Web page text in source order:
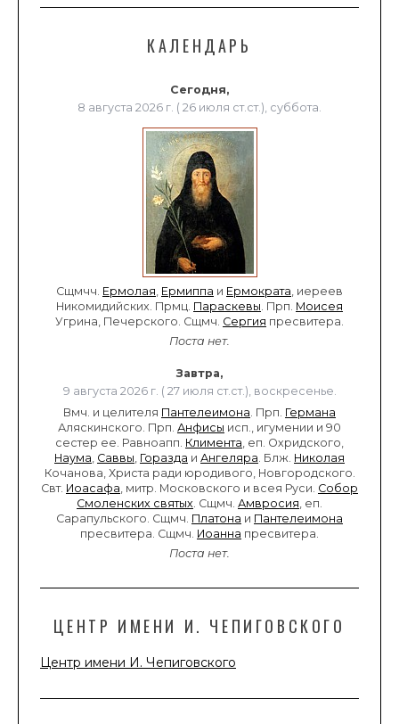
КАЛЕНДАРЬ
Сегодня,
8 августа 2026 г. ( 26 июля ст.ст.), суббота.
Сщмчч. Ермолая, Ермиппа и Ермократа, иереев
Никомидийских. Прмц. Параскевы. Прп. Моисея
Угрина, Печерского. Сщмч. Сергия пресвитера.
Поста нет.
Завтра,
9 августа 2026 г. ( 27 июля ст.ст.), воскресенье.
Вмч. и целителя Пантелеимона. Прп. Германа
Аляскинского. Прп. Анфисы исп., игумении и 90
сестер ее. Равноапп. Климента, еп. Охридского,
Наума, Саввы, Горазда и Ангеляра. Блж. Николая
Кочанова, Христа ради юродивого, Новгородского.
Свт. Иоасафа, митр. Московского и всея Руси. Собор
Смоленских святых. Сщмч. Амвросия, еп.
Сарапульского. Сщмч. Платона и Пантелеимона
пресвитера. Сщмч. Иоанна пресвитера.
Поста нет.
ЦЕНТР ИМЕНИ И. ЧЕПИГОВСКОГО
Центр имени И. Чепиговского